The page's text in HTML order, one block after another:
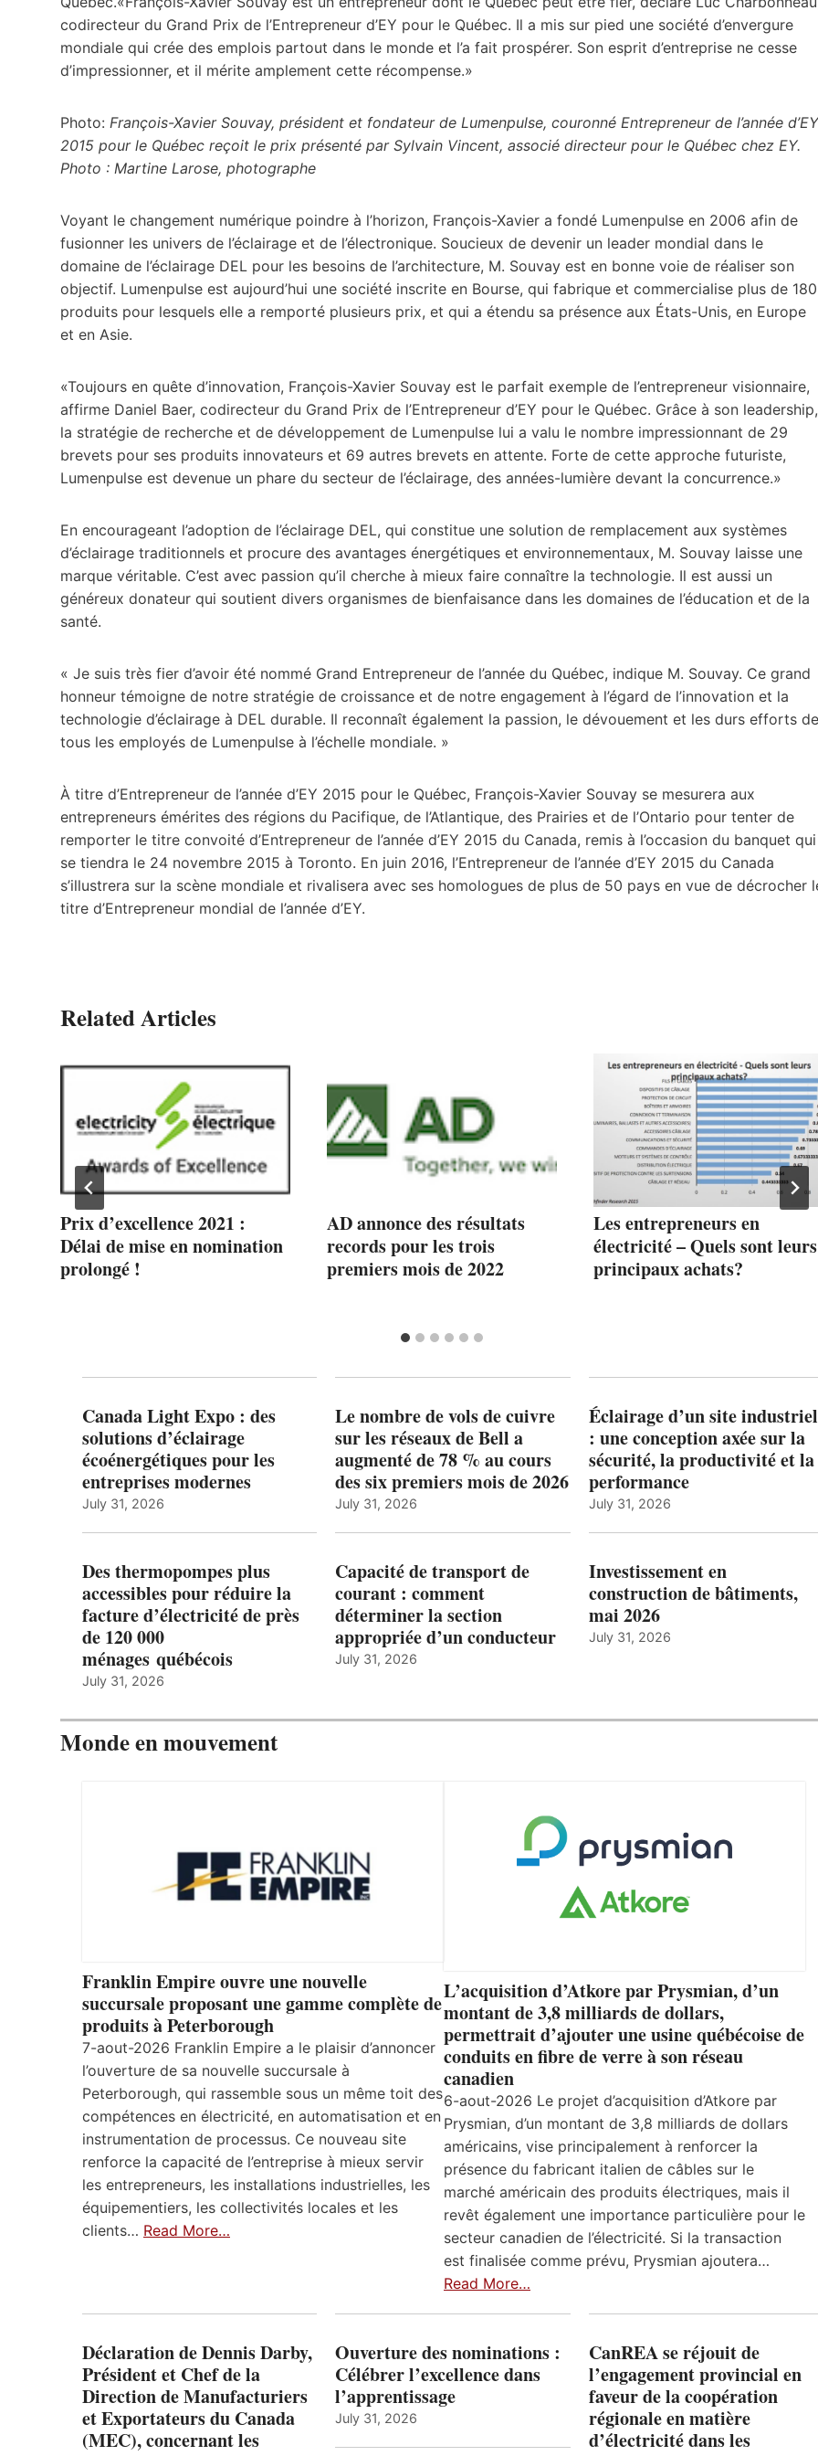
codirecteur du Grand Prix de l’Entrepreneur d’EY pour le Québec. Il a mis sur pied une société d’envergure
mondiale qui crée des emplois partout dans le monde et l’a fait prospérer. Son esprit d’entreprise ne cesse
d’impressionner, et il mérite amplement cette récompense.»
Photo: François-Xavier Souvay, président et fondateur de Lumenpulse, couronné Entrepreneur de l’année d’EY
2015 pour le Québec reçoit le prix présenté par Sylvain Vincent, associé directeur pour le Québec chez EY.
Photo : Martine Larose, photographe
Voyant le changement numérique poindre à l’horizon, François-Xavier a fondé Lumenpulse en 2006 afin de
fusionner les univers de l’éclairage et de l’électronique. Soucieux de devenir un leader mondial dans le
domaine de l’éclairage DEL pour les besoins de l’architecture, M. Souvay est en bonne voie de réaliser son
objectif. Lumenpulse est aujourd’hui une société inscrite en Bourse, qui fabrique et commercialise plus de 180
produits pour lesquels elle a remporté plusieurs prix, et qui a étendu sa présence aux États-Unis, en Europe
et en Asie.
«Toujours en quête d’innovation, François-Xavier Souvay est le parfait exemple de l’entrepreneur visionnaire,
affirme Daniel Baer, codirecteur du Grand Prix de l’Entrepreneur d’EY pour le Québec. Grâce à son leadership,
la stratégie de recherche et de développement de Lumenpulse lui a valu le nombre impressionnant de 29
brevets pour ses produits innovateurs et 69 autres brevets en attente. Forte de cette approche futuriste,
Lumenpulse est devenue un phare du secteur de l’éclairage, des années-lumière devant la concurrence.»
En encourageant l’adoption de l’éclairage DEL, qui constitue une solution de remplacement aux systèmes
d’éclairage traditionnels et procure des avantages énergétiques et environnementaux, M. Souvay laisse une
marque véritable. C’est avec passion qu’il cherche à mieux faire connaître la technologie. Il est aussi un
généreux donateur qui soutient divers organismes de bienfaisance dans les domaines de l’éducation et de la
santé.
« Je suis très fier d’avoir été nommé Grand Entrepreneur de l’année du Québec, indique M. Souvay. Ce grand
honneur témoigne de notre stratégie de croissance et de notre engagement à l’égard de l’innovation et la
technologie d’éclairage à DEL durable. Il reconnaît également la passion, le dévouement et les durs efforts de
tous les employés de Lumenpulse à l’échelle mondiale. »
À titre d’Entrepreneur de l’année d’EY 2015 pour le Québec, François-Xavier Souvay se mesurera aux
entrepreneurs émérites des régions du Pacifique, de l’Atlantique, des Prairies et de l’Ontario pour tenter de
remporter le titre convoité d’Entrepreneur de l’année d’EY 2015 du Canada, remis à l’occasion du banquet qui
se tiendra le 24 novembre 2015 à Toronto. En juin 2016, l’Entrepreneur de l’année d’EY 2015 du Canada
s’illustrera sur la scène mondiale et rivalisera avec ses homologues de plus de 50 pays en vue de décrocher
titre d’Entrepreneur mondial de l’année d’EY.
Related Articles
Prix d’excellence 2021 :
Délai de mise en nomination
prolongé !
AD annonce des résultats
records pour les trois
premiers mois de 2022
Les entrepreneurs en
électricité – Quels sont leurs
principaux achats?
Canada Light Expo : des
solutions d’éclairage
écoénergétiques pour les
entreprises modernes
July 31, 2026
Des thermopompes plus
accessibles pour réduire la
facture d’électricité de près
de 120 000
ménages québécois
July 31, 2026
Le nombre de vols de cuivre
sur les réseaux de Bell a
augmenté de 78 % au cours
des six premiers mois de 2026
July 31, 2026
Capacité de transport de
courant : comment
déterminer la section
appropriée d’un conducteur
July 31, 2026
Éclairage d’un site industriel
: une conception axée sur la
sécurité, la productivité et la
performance
July 31, 2026
Investissement en
construction de bâtiments,
mai 2026
July 31, 2026
Monde en mouvement
Franklin Empire ouvre une nouvelle
succursale proposant une gamme complète de
produits à Peterborough
7-aout-2026 Franklin Empire a le plaisir d’annoncer
l’ouverture de sa nouvelle succursale à
Peterborough, qui rassemble sous un même toit des
compétences en électricité, en automatisation et en
instrumentation de processus. Ce nouveau site
renforce la capacité de l’entreprise à mieux servir
les entrepreneurs, les installations industrielles, les
équipementiers, les collectivités locales et les
clients… Read More…
L’acquisition d’Atkore par Prysmian, d’un
montant de 3,8 milliards de dollars,
permettrait d’ajouter une usine québécoise de
conduits en fibre de verre à son réseau
canadien
6-aout-2026 Le projet d’acquisition d’Atkore par
Prysmian, d’un montant de 3,8 milliards de dollars
américains, vise principalement à renforcer la
présence du fabricant italien de câbles sur le
marché américain des produits électriques, mais il
revêt également une importance particulière pour le
secteur canadien de l’électricité. Si la transaction
est finalisée comme prévu, Prysmian ajoutera…
Read More…
Déclaration de Dennis Darby,
Président et Chef de la
Direction de Manufacturiers
et Exportateurs du Canada
(MEC), concernant les
Ouverture des nominations :
Célébrer l’excellence dans
l’apprentissage
July 31, 2026
CanREA se réjouit de
l’engagement provincial en
faveur de la coopération
régionale en matière
d’électricité dans les